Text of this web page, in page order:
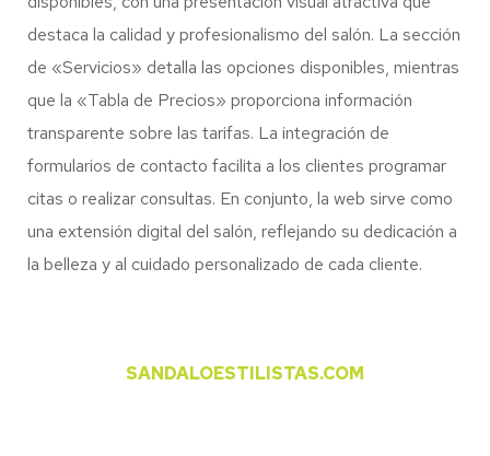
destaca la calidad y profesionalismo del salón. La sección
de «Servicios» detalla las opciones disponibles, mientras
que la «Tabla de Precios» proporciona información
transparente sobre las tarifas. La integración de
formularios de contacto facilita a los clientes programar
citas o realizar consultas. En conjunto, la web sirve como
una extensión digital del salón, reflejando su dedicación a
la belleza y al cuidado personalizado de cada cliente.
SANDALOESTILISTAS.COM